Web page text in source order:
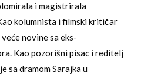
i magistrirala
kolumnista i filmski kritičar
novine sa eks-
Kao pozorišni pisac i reditelj
sa dramom Sarajka u